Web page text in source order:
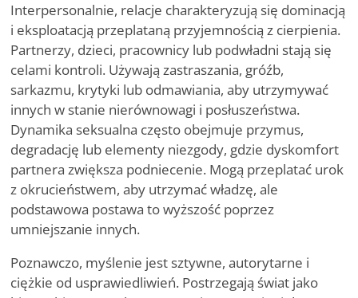
Interpersonalnie, relacje charakteryzują się dominacją
i eksploatacją przeplataną przyjemnością z cierpienia.
Partnerzy, dzieci, pracownicy lub podwładni stają się
celami kontroli. Używają zastraszania, gróźb,
sarkazmu, krytyki lub odmawiania, aby utrzymywać
innych w stanie nierównowagi i posłuszeństwa.
Dynamika seksualna często obejmuje przymus,
degradację lub elementy niezgody, gdzie dyskomfort
partnera zwiększa podniecenie. Mogą przeplatać urok
z okrucieństwem, aby utrzymać władzę, ale
podstawowa postawa to wyższość poprzez
umniejszanie innych.
Poznawczo, myślenie jest sztywne, autorytarne i
ciężkie od usprawiedliwień. Postrzegają świat jako